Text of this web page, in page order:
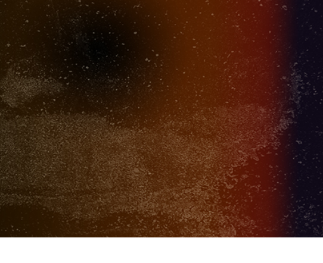
Services de retouche de produits Services de retouche de bijoux Données d'Entraînement IA